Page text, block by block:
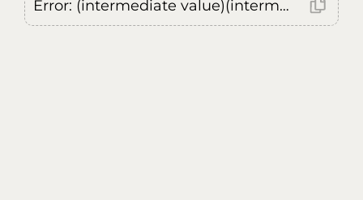
Error: (intermediate value)(intermediate value)(intermediate value).replaceAll is not a function